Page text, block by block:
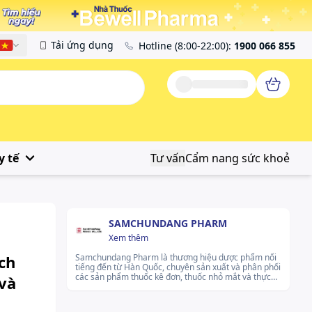
Việt Tải ứng dụng Hotline (8:00-22:00): 1900 066 855
tế Tư vấnCẩm nang sức khoẻ
SAMCHUNDANG PHARM
Xem thêm
Samchundang Pharm là thương hiệu dược phẩm nổi
tiếng đến từ Hàn Quốc, chuyên sản xuất và phân phối
các sản phẩm thuốc kê đơn, thuốc nhỏ mắt và thực